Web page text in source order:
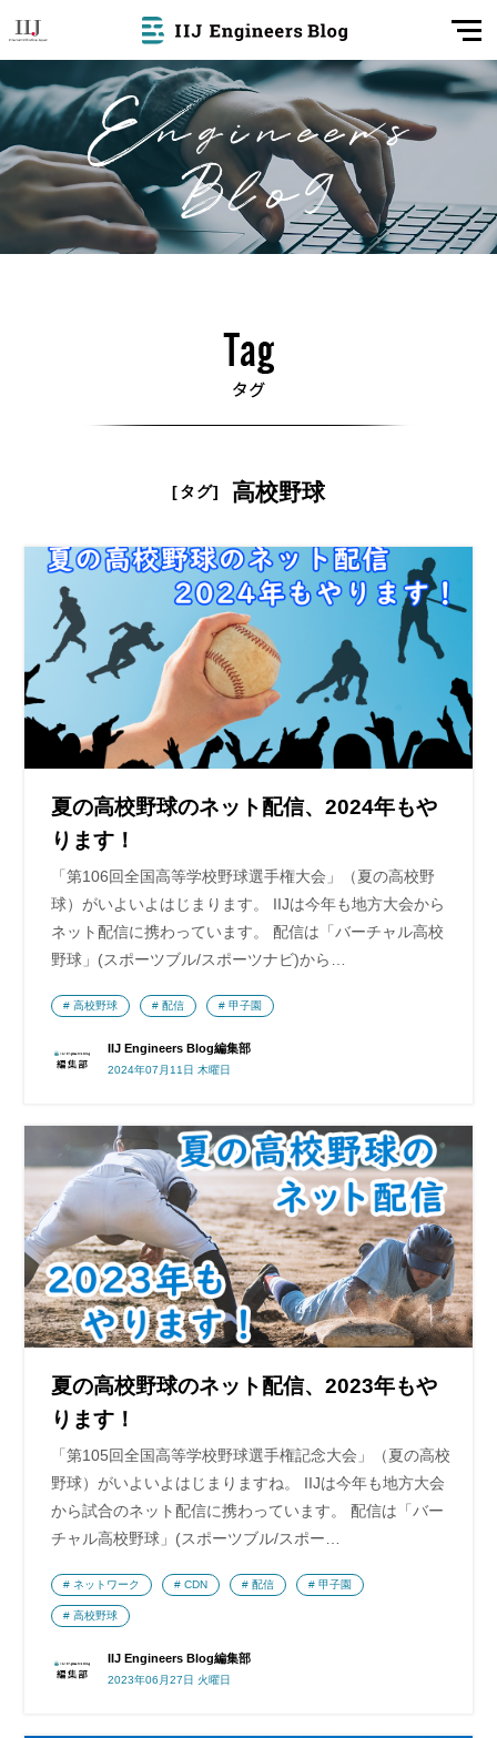
[タグ] 高校野球
夏の高校野球のネット配信、2024年もや
ります！
「第106回全国高等学校野球選手権大会」（夏の高校野
球）がいよいよはじまります。 IIJは今年も地方大会から
ネット配信に携わっています。 配信は「バーチャル高校
野球」(スポーツブル/スポーツナビ)から…
IIJ Engineers Blog編集部
2024年07月11日 木曜日
高校野球 配信 甲子園
夏の高校野球のネット配信、2023年もや
ります！
「第105回全国高等学校野球選手権記念大会」（夏の高校
野球）がいよいよはじまりますね。 IIJは今年も地方大会
から試合のネット配信に携わっています。 配信は「バー
チャル高校野球」(スポーツブル/スポー…
IIJ Engineers Blog編集部
2023年06月27日 火曜日
ネットワーク CDN 配信 甲子園
高校野球